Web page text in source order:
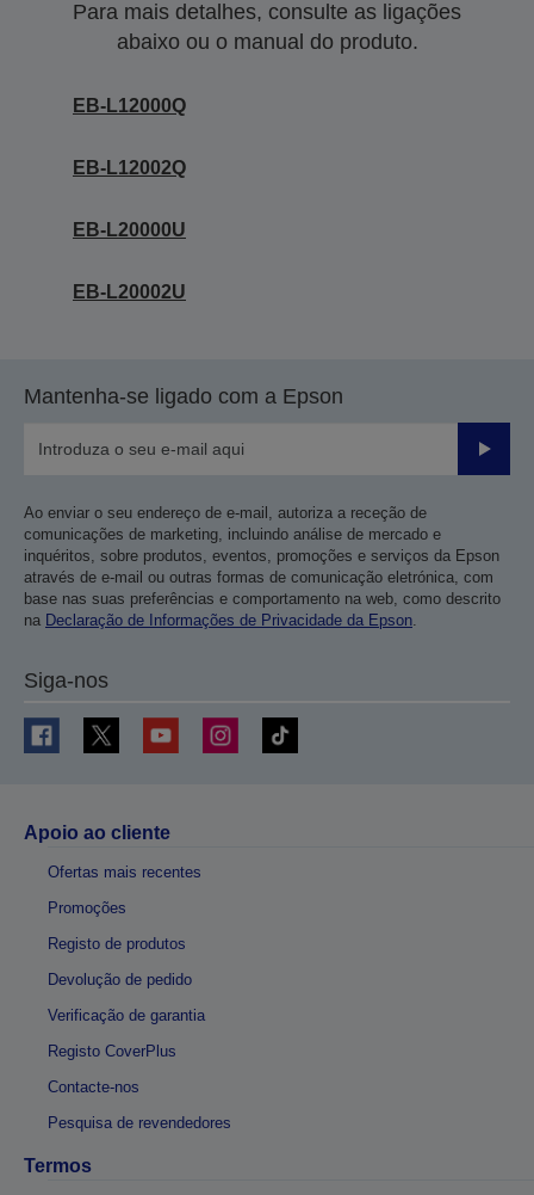
Para mais detalhes, consulte as ligações
abaixo ou o manual do produto.
EB-L12000Q
EB-L12002Q
EB-L20000U
EB-L20002U
Mantenha-se ligado com a Epson
Enviar
Ao enviar o seu endereço de e-mail, autoriza a receção de
comunicações de marketing, incluindo análise de mercado e
inquéritos, sobre produtos, eventos, promoções e serviços da Epson
através de e-mail ou outras formas de comunicação eletrónica, com
base nas suas preferências e comportamento na web, como descrito
na Declaração de Informações de Privacidade da Epson.
Siga-nos
Apoio ao cliente
Ofertas mais recentes
Promoções
Registo de produtos
Devolução de pedido
Verificação de garantia
Registo CoverPlus
Contacte-nos
Pesquisa de revendedores
Termos